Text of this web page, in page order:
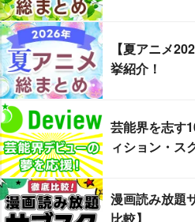
【夏アニメ
挙紹介！
芸能界を志す
ィション・ス
漫画読み放題
比較】